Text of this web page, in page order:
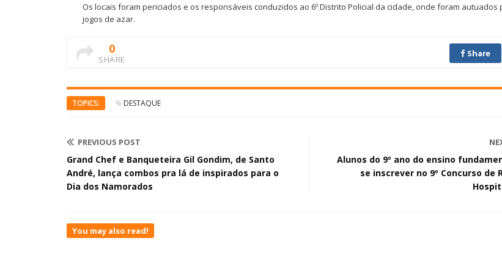
Os locais foram periciados e os responsáveis conduzidos ao 6º Distrito Policial da cidade, onde foram autuados
jogos de azar.
0
SHARE
Share
TOPICS: DESTAQUE
PREVIOUS POST
Grand Chef e Banqueteira Gil Gondim, de Santo
André, lança combos pra lá de inspirados para o
Dia dos Namorados
Alunos do 9º ano do ensino
se inscrever no 9º Concurso de
You may also read!